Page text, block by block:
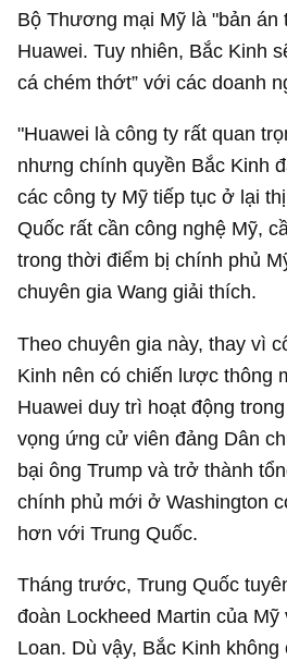
Bộ Thương mại Mỹ là "bản án
Huawei. Tuy nhiên, Bắc Kinh
cá chém thớt” với các doanh
"Huawei là công ty rất quan
nhưng chính quyền Bắc Kinh
các công ty Mỹ tiếp tục ở lại
Quốc rất cần công nghệ Mỹ,
trong thời điểm bị chính phủ
chuyên gia Wang giải thích.
Theo chuyên gia này, thay vì
Kinh nên có chiến lược thông
Huawei duy trì hoạt động
vọng ứng cử viên đảng Dân
bại ông Trump và trở thành
chính phủ mới ở Washington
hơn với Trung Quốc.
Tháng trước, Trung Quốc
đoàn Lockheed Martin của
Loan. Dù vậy, Bắc Kinh